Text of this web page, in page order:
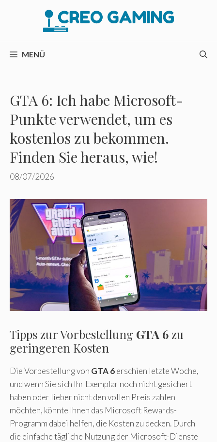
MENÜ
GTA 6: Ich habe Microsoft-
Punkte verwendet, um es
kostenlos zu bekommen.
Finden Sie heraus, wie!
08/07/2026
Tipps zur Vorbestellung GTA 6 zu
geringeren Kosten
Die Vorbestellung von GTA 6erschien letzte Woche,
und wenn Sie sich Ihr Exemplar noch nicht gesichert
haben oder lieber nicht den vollen Preis zahlen
möchten, könnte Ihnen das Microsoft Rewards-
Programm dabei helfen, die Kosten zu decken. Durch
die einfache tägliche Nutzung der Microsoft-Dienste